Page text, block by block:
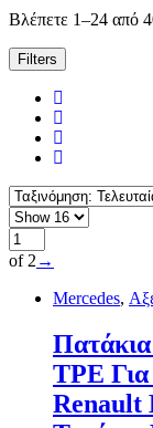
Βλέπετε 1–24 από
Filters
of 2 →
Mercedes,
TPE
Renault